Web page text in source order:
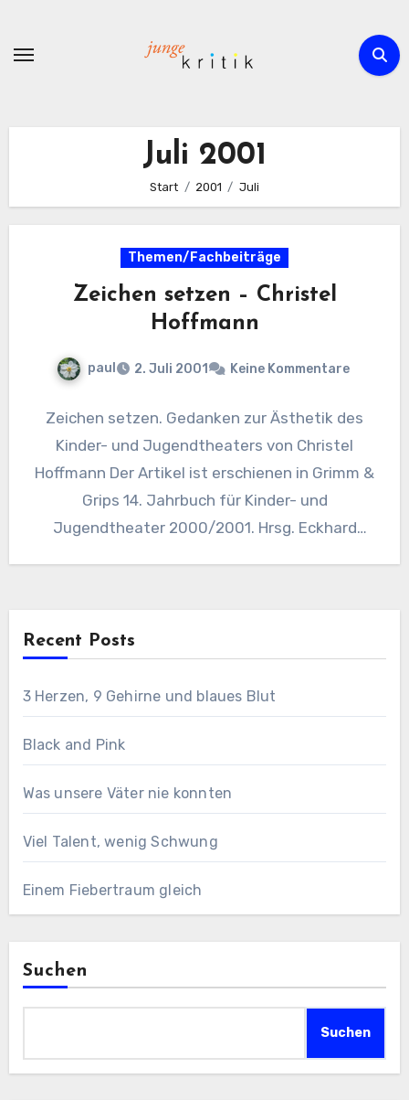
springen
Juli 2001
Start 2001 Juli
Themen/Fachbeiträge
Zeichen setzen – Christel
Hoffmann
paul 2. Juli 2001 Keine Kommentare
Zeichen setzen. Gedanken zur Ästhetik des
Kinder- und Jugendtheaters von Christel
Hoffmann Der Artikel ist erschienen in Grimm &
Grips 14. Jahrbuch für Kinder- und
Jugendtheater 2000/2001. Hrsg. Eckhard
Recent Posts
3 Herzen, 9 Gehirne und blaues Blut
Black and Pink
Was unsere Väter nie konnten
Viel Talent, wenig Schwung
Einem Fiebertraum gleich
Suchen
Suchen